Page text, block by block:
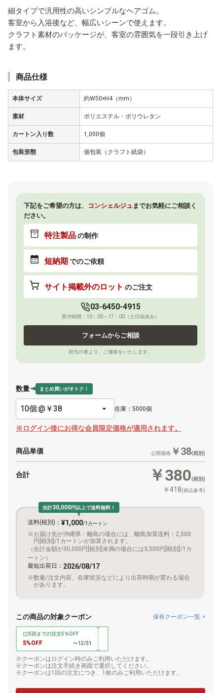
細タイプで汎用性の高いシンプルなヘアゴム。
客室から入浴後など、幅広いシーンで使えます。
クラフト素材のパッケージが、客室の雰囲気を一段引き上げ
ます。
商品仕様
本体サイズ 約W50×H4（mm）
素材 ポリエステル・ポリウレタン
カートン入り数 1,000個
包装形態 個包装（クラフト紙袋）
下記をご希望の方は、 コンシェルジュ までお気軽にご相談く
ださい。
特注製品の制作
短納期でのご依頼
サイト掲載外のロット のご注文
03-6450-4915
受付時間：10：00～17：00（土日祝休み）
フォームからご相談
担当の者より、ご連絡をいたします。
数量 まとめ買いがオトク！
在庫：5000個
※ログイン後にお得な会員限定価格が適用されます。
商品単価 公開価格 ￥38(税別)
合計 ￥380(税別)
￥418(税込参考)
送料(税別)： ¥1,000/1カートン
合計30,000円以上で送料無料！
お届け先が沖縄県・離島の場合には、離島加算送料：2,500
円[税別]/1カートンが加算されます。
（合計金額が30,000円[税別]未満の場合には3,500円[税別]/1カ
ートン）
最短出荷日： 2026/08/17
数量/注文内容、在庫状況などにより出荷時期が変わる場合
があります。
この商品の対象クーポン 保有クーポン一覧
5回までの注文5％OFF
5%OFF 〜12/31
クーポンはログイン時のみご利用いただけます。
クーポンは注文手続き画面で選択してください。
クーポンは1回の注文につき、1枚のみご利用いただけます。